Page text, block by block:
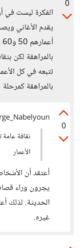
0
الفكرة ليست في
يقدم الأغاني
بالمراهقة لكن
تتبعه في كل
بالمراهقة كمرحلة
0
ثقافة
الأعمار
يجرون وراء
الحديثة. لذلك
غيره.